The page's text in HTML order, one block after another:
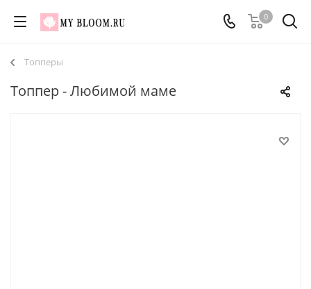
0
Топперы
Топпер - Любимой маме